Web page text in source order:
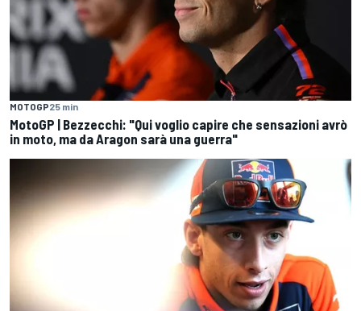
MOTOGP25 min
MotoGP | Bezzecchi: "Qui voglio capire che sensazioni avrò
in moto, ma da Aragon sarà una guerra"